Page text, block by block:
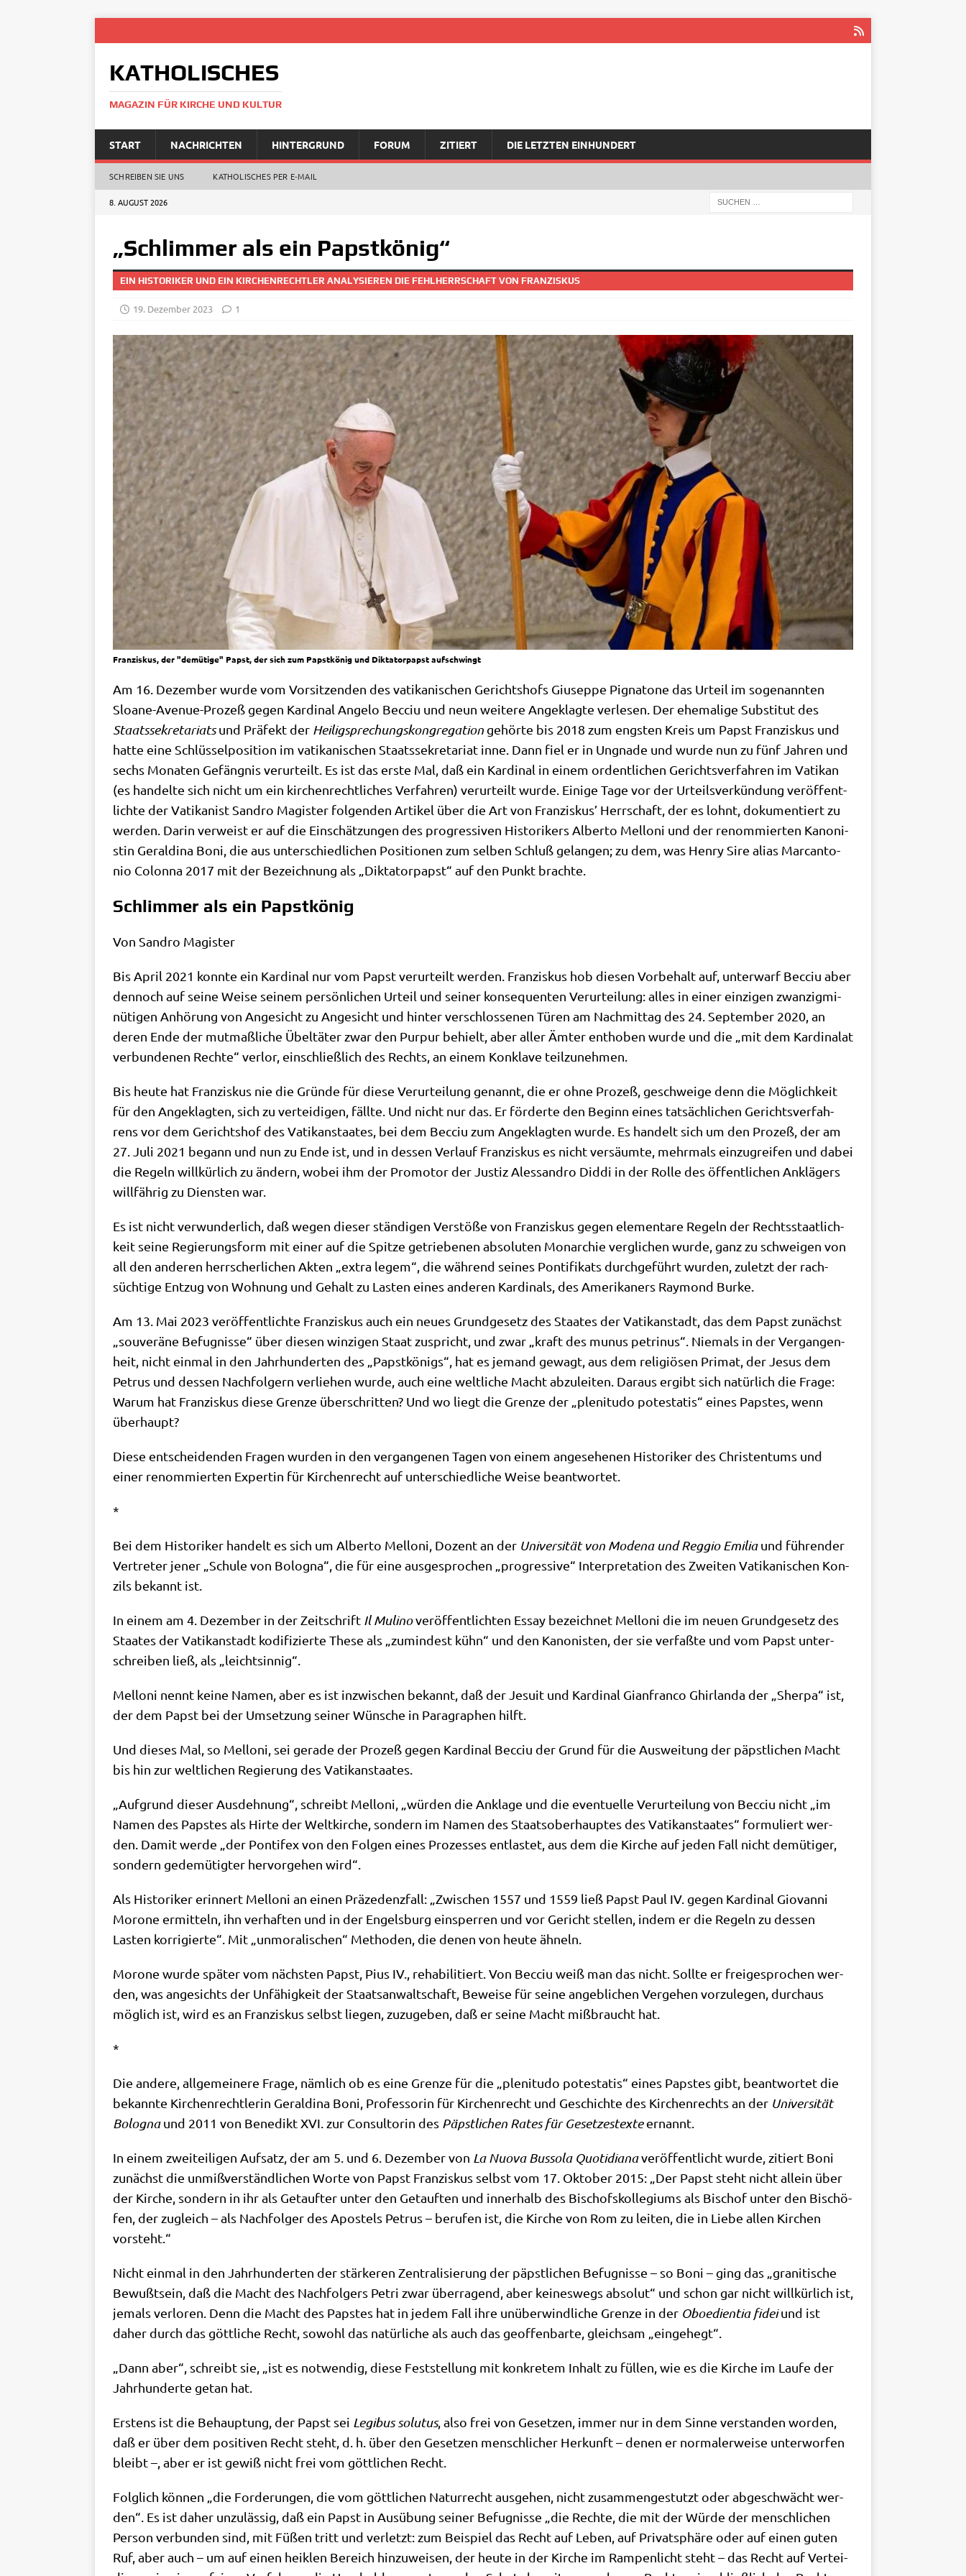
KATHOLISCHES
MAGAZIN FÜR KIRCHE UND KULTUR
START NACHRICHTEN HINTERGRUND FORUM ZITIERT DIE LETZTEN EINHUNDERT
SCHREIBEN SIE UNS KATHOLISCHES PER E‑MAIL
8. AUGUST 2026
„Schlimmer als ein Papstkönig“
EIN HISTORIKER UND EIN KIRCHENRECHTLER ANALYSIEREN DIE FEHLHERRSCHAFT VON FRANZISKUS
19. Dezember 2023 1
Franziskus, der "demütige" Papst, der sich zum Papstkönig und Diktatorpapst aufschwingt
Am 16. Dezem­ber wur­de vom Vor­sit­zen­den des vati­ka­ni­schen Gerichts­hofs Giu­sep­pe Pigna­to­ne das Urteil im soge­nann­ten
Sloane-Ave­nue-Pro­zeß gegen Kar­di­nal Ange­lo Becciu und neun wei­te­re Ange­klag­te ver­le­sen. Der ehe­ma­li­ge Sub­sti­tut des
Staats­se­kre­ta­ri­atsund Prä­fekt der Hei­lig­spre­chungs­kon­gre­ga­ti­on gehör­te bis 2018 zum eng­sten Kreis um Papst Fran­zis­kus und
hat­te eine Schlüs­sel­po­si­ti­on im vati­ka­ni­schen Staats­se­kre­ta­ri­at inne. Dann fiel er in Ungna­de und wur­de nun zu fünf Jah­ren und
sechs Mona­ten Gefäng­nis ver­ur­teilt. Es ist das erste Mal, daß ein Kar­di­nal in einem ordent­li­chen Gerichts­ver­fah­ren im Vati­kan
(es han­del­te sich nicht um ein kir­chen­recht­li­ches Ver­fah­ren) ver­ur­teilt wur­de. Eini­ge Tage vor der Urteils­ver­kün­dung ver­öf­fent­
lich­te der Vati­ka­nist San­dro Magi­ster fol­gen­den Arti­kel über die Art von Fran­zis­kus’ Herr­schaft, der es lohnt, doku­men­tiert zu
wer­den. Dar­in ver­weist er auf die Ein­schät­zun­gen des pro­gres­si­ven Histo­ri­kers Alber­to Mel­lo­ni und der renom­mier­ten Kano­ni­
stin Geral­di­na Boni, die aus unter­schied­li­chen Posi­tio­nen zum sel­ben Schluß gelan­gen; zu dem, was Hen­ry Sire ali­as Mar­can­to­
nio Colon­na 2017 mit der Bezeich­nung als „Dik­ta­tor­papst“ auf den Punkt brachte.
Schlimmer als ein Papstkönig
Von San­dro Magister
Bis April 2021 konn­te ein Kar­di­nal nur vom Papst ver­ur­teilt wer­den. Fran­zis­kus hob die­sen Vor­be­halt auf, unter­warf Becciu aber
den­noch auf sei­ne Wei­se sei­nem per­sön­li­chen Urteil und sei­ner kon­se­quen­ten Ver­ur­tei­lung: alles in einer ein­zi­gen zwan­zig­mi­
nü­ti­gen Anhö­rung von Ange­sicht zu Ange­sicht und hin­ter ver­schlos­se­nen Türen am Nach­mit­tag des 24. Sep­tem­ber 2020, an
deren Ende der mut­maß­li­che Übel­tä­ter zwar den Pur­pur behielt, aber aller Ämter ent­ho­ben wur­de und die „mit dem Kar­di­na­lat
ver­bun­de­nen Rech­te“ ver­lor, ein­schließ­lich des Rechts, an einem Kon­kla­ve teilzunehmen.
Bis heu­te hat Fran­zis­kus nie die Grün­de für die­se Ver­ur­tei­lung genannt, die er ohne Pro­zeß, geschwei­ge denn die Mög­lich­keit
für den Ange­klag­ten, sich zu ver­tei­di­gen, fäll­te. Und nicht nur das. Er för­der­te den Beginn eines tat­säch­li­chen Gerichts­ver­fah­
rens vor dem Gerichts­hof des Vati­kan­staa­tes, bei dem Becciu zum Ange­klag­ten wur­de. Es han­delt sich um den Pro­zeß, der am
27. Juli 2021 begann und nun zu Ende ist, und in des­sen Ver­lauf Fran­zis­kus es nicht ver­säum­te, mehr­mals ein­zu­grei­fen und dabei
die Regeln will­kür­lich zu ändern, wobei ihm der Pro­mo­tor der Justiz Ales­san­dro Did­di in der Rol­le des öffent­li­chen Anklä­gers
will­fäh­rig zu Dien­sten war.
Es ist nicht ver­wun­der­lich, daß wegen die­ser stän­di­gen Ver­stö­ße von Fran­zis­kus gegen ele­men­ta­re Regeln der Rechts­staat­lich­
keit sei­ne Regie­rungs­form mit einer auf die Spit­ze getrie­be­nen abso­lu­ten Mon­ar­chie ver­gli­chen wur­de, ganz zu schwei­gen von
all den ande­ren herr­scher­li­chen Akten „extra legem“, die wäh­rend sei­nes Pon­ti­fi­kats durch­ge­führt wur­den, zuletzt der rach­
süch­ti­ge Ent­zug von Woh­nung und Gehalt zu Lasten eines ande­ren Kar­di­nals, des Ame­ri­ka­ners Ray­mond Burke.
Am 13. Mai 2023 ver­öf­fent­lich­te Fran­zis­kus auch ein neu­es Grund­ge­setz des Staa­tes der Vati­kan­stadt, das dem Papst zunächst
„sou­ve­rä­ne Befug­nis­se“ über die­sen win­zi­gen Staat zuspricht, und zwar „kraft des munus petri­nus“. Nie­mals in der Ver­gan­gen­
heit, nicht ein­mal in den Jahr­hun­der­ten des „Papst­kö­nigs“, hat es jemand gewagt, aus dem reli­giö­sen Pri­mat, der Jesus dem
Petrus und des­sen Nach­fol­gern ver­lie­hen wur­de, auch eine welt­li­che Macht abzu­lei­ten. Dar­aus ergibt sich natür­lich die Fra­ge:
War­um hat Fran­zis­kus die­se Gren­ze über­schrit­ten? Und wo liegt die Gren­ze der „ple­ni­tu­do pote­sta­tis“ eines Pap­stes, wenn
überhaupt?
Die­se ent­schei­den­den Fra­gen wur­den in den ver­gan­ge­nen Tagen von einem ange­se­he­nen Histo­ri­ker des Chri­sten­tums und
einer renom­mier­ten Exper­tin für Kir­chen­recht auf unter­schied­li­che Wei­se beantwortet.
*
Bei dem Histo­ri­ker han­delt es sich um Alber­to Mel­lo­ni, Dozent an der Uni­ver­si­tät von Mode­na und Reg­gio Emi­liaund füh­ren­der
Ver­tre­ter jener „Schu­le von Bolo­gna“, die für eine aus­ge­spro­chen „pro­gres­si­ve“ Inter­pre­ta­ti­on des Zwei­ten Vati­ka­ni­schen Kon­
zils bekannt ist.
In einem am 4. Dezem­ber in der Zeit­schrift Il Muli­nover­öf­fent­lich­ten Essay bezeich­net Mel­lo­ni die im neu­en Grund­ge­setz des
Staa­tes der Vati­kan­stadt kodi­fi­zier­te The­se als „zumin­dest kühn“ und den Kano­ni­sten, der sie ver­faß­te und vom Papst unter­
schrei­ben ließ, als „leicht­sin­nig“.
Mel­lo­ni nennt kei­ne Namen, aber es ist inzwi­schen bekannt, daß der Jesu­it und Kar­di­nal Gian­fran­co Ghir­lan­da der „Sher­pa“ ist,
der dem Papst bei der Umset­zung sei­ner Wün­sche in Para­gra­phen hilft.
Und die­ses Mal, so Mel­lo­ni, sei gera­de der Pro­zeß gegen Kar­di­nal Becciu der Grund für die Aus­wei­tung der päpst­li­chen Macht
bis hin zur welt­li­chen Regie­rung des Vatikanstaates.
„Auf­grund die­ser Aus­deh­nung“, schreibt Mel­lo­ni, „wür­den die Ankla­ge und die even­tu­el­le Ver­ur­tei­lung von Becciu nicht „im
Namen des Pap­stes als Hir­te der Welt­kir­che, son­dern im Namen des Staats­ober­haup­tes des Vati­kan­staa­tes“ for­mu­liert wer­
den. Damit wer­de „der Pon­ti­fex von den Fol­gen eines Pro­zes­ses ent­la­stet, aus dem die Kir­che auf jeden Fall nicht demü­ti­ger,
son­dern gede­mü­tig­ter her­vor­ge­hen wird“.
Als Histo­ri­ker erin­nert Mel­lo­ni an einen Prä­ze­denz­fall: „Zwi­schen 1557 und 1559 ließ Papst Paul IV. gegen Kar­di­nal Gio­van­ni
Morone ermit­teln, ihn ver­haf­ten und in der Engels­burg ein­sper­ren und vor Gericht stel­len, indem er die Regeln zu des­sen
Lasten kor­ri­gier­te“. Mit „unmo­ra­li­schen“ Metho­den, die denen von heu­te ähneln.
Morone wur­de spä­ter vom näch­sten Papst, Pius IV., reha­bi­li­tiert. Von Becciu weiß man das nicht. Soll­te er frei­ge­spro­chen wer­
den, was ange­sichts der Unfä­hig­keit der Staats­an­walt­schaft, Bewei­se für sei­ne angeb­li­chen Ver­ge­hen vor­zu­le­gen, durch­aus
mög­lich ist, wird es an Fran­zis­kus selbst lie­gen, zuzu­ge­ben, daß er sei­ne Macht miß­braucht hat.
*
Die ande­re, all­ge­mei­ne­re Fra­ge, näm­lich ob es eine Gren­ze für die „ple­ni­tu­do pote­sta­tis“ eines Pap­stes gibt, beant­wor­tet die
bekann­te Kir­chen­recht­le­rin Geral­di­na Boni, Pro­fes­so­rin für Kir­chen­recht und Geschich­te des Kir­chen­rechts an der Uni­ver­si­tät
Bolo­gnaund 2011 von Bene­dikt XVI. zur Con­sult­orin des Päpst­li­chen Rates für Geset­zes­tex­teernannt.
In einem zwei­tei­li­gen Auf­satz, der am 5. und 6. Dezem­ber von La Nuo­va Bus­so­la Quo­ti­dia­naver­öf­fent­licht wur­de, zitiert Boni
zunächst die unmiß­ver­ständ­li­chen Wor­te von Papst Fran­zis­kus selbst vom 17. Okto­ber 2015: „Der Papst steht nicht allein über
der Kir­che, son­dern in ihr als Getauf­ter unter den Getauf­ten und inner­halb des Bischofs­kol­le­gi­ums als Bischof unter den Bischö­
fen, der zugleich – als Nach­fol­ger des Apo­stels Petrus – beru­fen ist, die Kir­che von Rom zu lei­ten, die in Lie­be allen Kir­chen
vorsteht.“
Nicht ein­mal in den Jahr­hun­der­ten der stär­ke­ren Zen­tra­li­sie­rung der päpst­li­chen Befug­nis­se – so Boni – ging das „gra­ni­ti­sche
Bewußt­sein, daß die Macht des Nach­fol­gers Petri zwar über­ra­gend, aber kei­nes­wegs abso­lut“ und schon gar nicht will­kür­lich ist,
jemals ver­lo­ren. Denn die Macht des Pap­stes hat in jedem Fall ihre unüber­wind­li­che Gren­ze in der Oboe­di­en­tia fideiund ist
daher durch das gött­li­che Recht, sowohl das natür­li­che als auch das geof­fen­bar­te, gleich­sam „ein­ge­hegt“.
„Dann aber“, schreibt sie, „ist es not­wen­dig, die­se Fest­stel­lung mit kon­kre­tem Inhalt zu fül­len, wie es die Kir­che im Lau­fe der
Jahr­hun­der­te getan hat.
Erstens ist die Behaup­tung, der Papst sei Legi­bus solu­tus, also frei von Geset­zen, immer nur in dem Sin­ne ver­stan­den wor­den,
daß er über dem posi­ti­ven Recht steht, d. h. über den Geset­zen mensch­li­cher Her­kunft – denen er nor­ma­ler­wei­se unter­wor­fen
bleibt –, aber er ist gewiß nicht frei vom gött­li­chen Recht.
Folg­lich kön­nen „die For­de­run­gen, die vom gött­li­chen Natur­recht aus­ge­hen, nicht zusam­men­ge­stutzt oder abge­schwächt wer­
den“. Es ist daher unzu­läs­sig, daß ein Papst in Aus­übung sei­ner Befug­nis­se „die Rech­te, die mit der Wür­de der mensch­li­chen
Per­son ver­bun­den sind, mit Füßen tritt und ver­letzt: zum Bei­spiel das Recht auf Leben, auf Pri­vat­sphä­re oder auf einen guten
Ruf, aber auch – um auf einen heik­len Bereich hin­zu­wei­sen, der heu­te in der Kir­che im Ram­pen­licht steht – das Recht auf Ver­tei­